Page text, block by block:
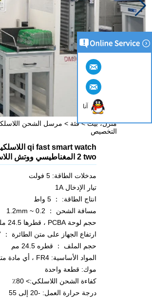
منزل، بيت>فئة > مرسل الشحن
التخصيص
2 two المغناطيسي ووتش اللاسلكية شاحن وحدة التخصيص
مدخلات الطاقة: 5 فولت
تيار الإدخال 1A
انتاج الطاقة: ： 5 واط
مسافة الشحن ： 0.2 ~ 1.2mm
حجم لوحة PCBA ، قطرها 24.5 مللي متر
ارتفاع الجهاز على متن الطائرة ： 1.7 ملم
حجم الملف ： قطره 24.5 مم
المواد الأساسية: FR4 ، أي مادة متخصصة حسب اختيارك
موك: قطعة واحدة
كفاءة الشحن اللاسلكي:> 80٪
درجة حرارة العمل: -20 إلى 55
آنا